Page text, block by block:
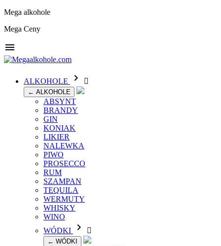
Mega alkohole
Mega Ceny

ALKOHOLE  
← ALKOHOLE
ABSYNT
BRANDY
GIN
KONIAK
LIKIER
NALEWKA
PIWO
PROSECCO
RUM
SZAMPAN
TEQUILA
WERMUTY
WHISKY
WINO
WÓDKI
 
← WÓDKI